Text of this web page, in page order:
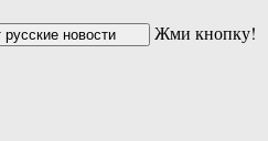
Жми кнопку!